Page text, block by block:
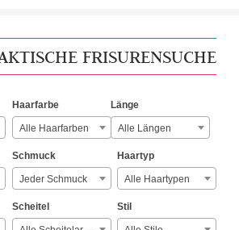
FRISURENSUCHE
Haarfarbe
Alle Haarfarben
Länge
Alle Längen
Schmuck
Jeder Schmuck
Haartyp
Alle Haartypen
Scheitel Stil